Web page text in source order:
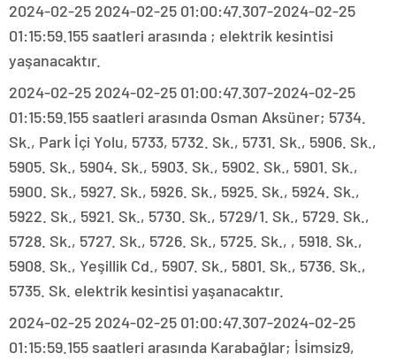
2024-02-25 2024-02-25 01:00:47.307-2024-02-25
01:15:59.155 saatleri arasında ; elektrik kesintisi
yaşanacaktır.
2024-02-25 2024-02-25 01:00:47.307-2024-02-25
01:15:59.155 saatleri arasında Osman Aksüner; 5734.
Sk., Park İçi Yolu, 5733, 5732. Sk., 5731. Sk., 5906. Sk.,
5905. Sk., 5904. Sk., 5903. Sk., 5902. Sk., 5901. Sk.,
5900. Sk., 5927. Sk., 5926. Sk., 5925. Sk., 5924. Sk.,
5922. Sk., 5921. Sk., 5730. Sk., 5729/1. Sk., 5729. Sk.,
5728. Sk., 5727. Sk., 5726. Sk., 5725. Sk., , 5918. Sk.,
5908. Sk., Yeşillik Cd., 5907. Sk., 5801. Sk., 5736. Sk.,
5735. Sk. elektrik kesintisi yaşanacaktır.
2024-02-25 2024-02-25 01:00:47.307-2024-02-25
01:15:59.155 saatleri arasında Karabağlar; İsimsiz9,